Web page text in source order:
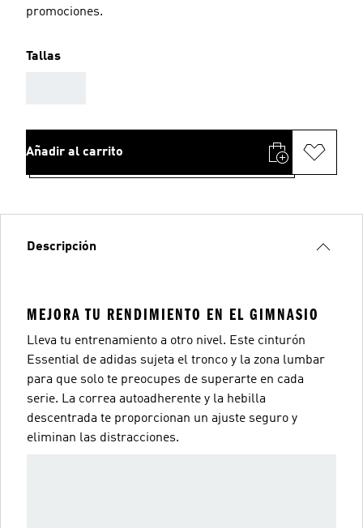
promociones.
Tallas
Añadir al carrito
Descripción
MEJORA TU RENDIMIENTO EN EL GIMNASIO
Lleva tu entrenamiento a otro nivel. Este cinturón
Essential de adidas sujeta el tronco y la zona lumbar
para que solo te preocupes de superarte en cada
serie. La correa autoadherente y la hebilla
descentrada te proporcionan un ajuste seguro y
eliminan las distracciones.